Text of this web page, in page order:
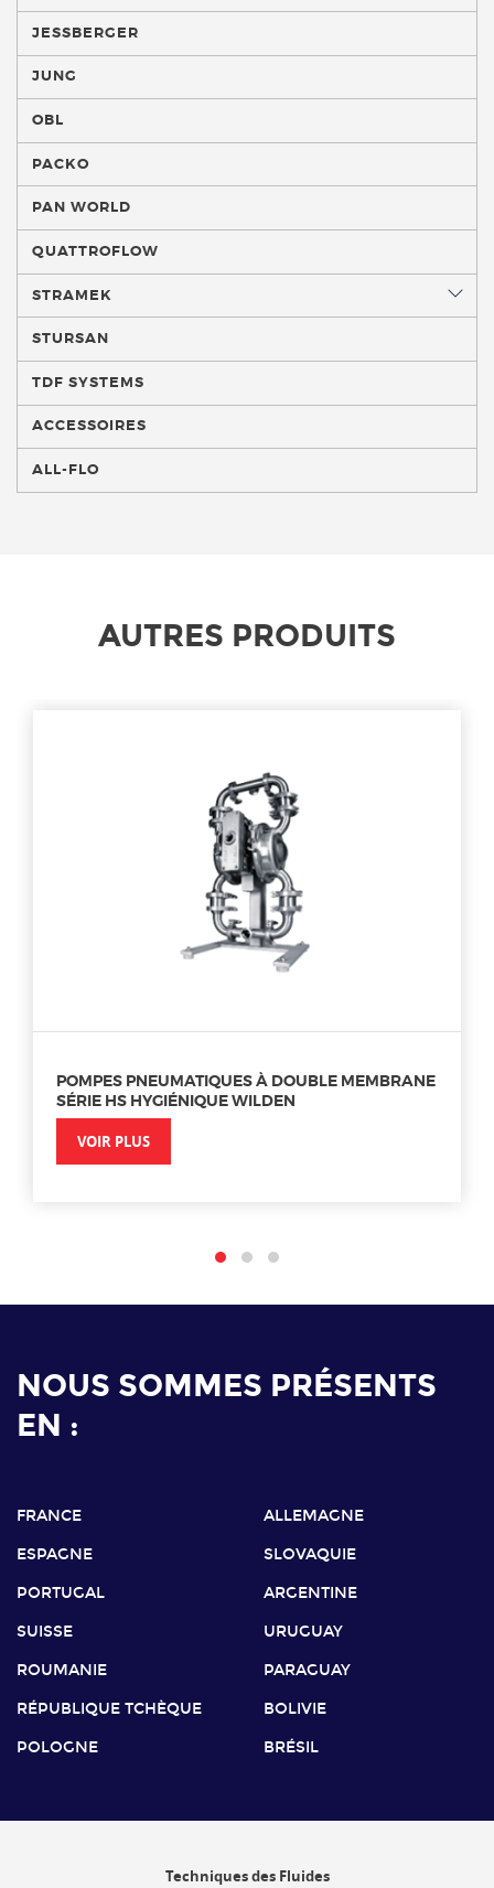
JESSBERGER
JUNG
OBL
PACKO
PAN WORLD
QUATTROFLOW
STRAMEK
STURSAN
TDF SYSTEMS
ACCESSOIRES
ALL-FLO
AUTRES PRODUITS
POMPES PNEUMATIQUES À DOUBLE MEMBRANE
SÉRIE HS HYGIÉNIQUE WILDEN
VOIR PLUS
NOUS SOMMES PRÉSENTS
EN :
FRANCE
ESPAGNE
PORTUGAL
SUISSE
ROUMANIE
RÉPUBLIQUE TCHÈQUE
POLOGNE
ALLEMAGNE
SLOVAQUIE
ARGENTINE
URUGUAY
PARAGUAY
BOLIVIE
BRÉSIL
Techniques des Fluides